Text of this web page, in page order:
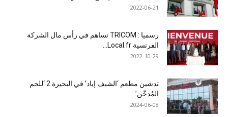
2022-06-21
رسميا : TRICOM تساهم في رأس مال الشركة
الفرنسية Local.fr...
2022-10-29
تدشين مطعم ‘الشيف إياد’ في البحيرة 2 ‘للحم
المُدخّن’
2024-06-08